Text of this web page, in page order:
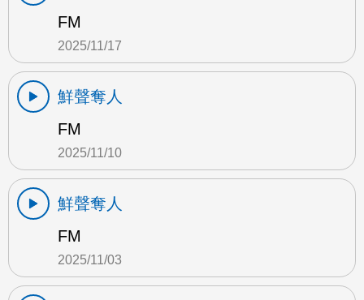
FM
2025/11/17
鮮聲奪人
FM
2025/11/10
鮮聲奪人
FM
2025/11/03